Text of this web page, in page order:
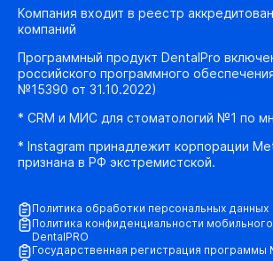
Компания входит в реестр
компаний
Программный продукт DentalPro
российского программного
№15390 от 31.10.2022)
* CRM и МИС для стоматологий №1 по
* Instagram принадлежит корпорации
признана в РФ экстремистской.
Политика обработки персональных данных
Политика конфиденциальности
DentalPRO
Государственная регистрация программы